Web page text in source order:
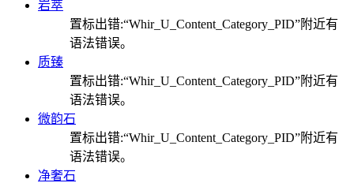
岩萃
置标出错:“Whir_U_Content_Category_PID”附近有
语法错误。
质臻
置标出错:“Whir_U_Content_Category_PID”附近有
语法错误。
微韵石
置标出错:“Whir_U_Content_Category_PID”附近有
语法错误。
净奢石